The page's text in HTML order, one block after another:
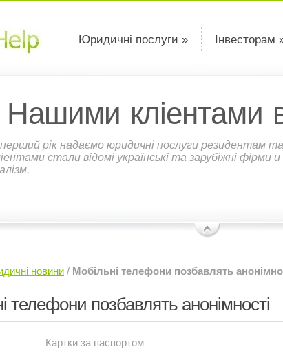
Юридичні послуги » Інвесторам
Нашими кліентами
рік надаємо юридичні послуги резидентам
стали відомі українські та зарубіжні фірми
новини / Мобільні телефони позбавлять
телефони позбавлять анонімності
Картки за паспортом